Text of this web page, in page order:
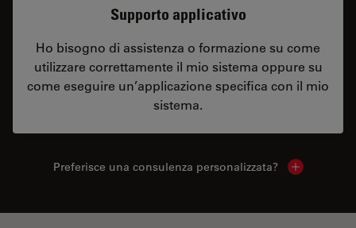
Supporto applicativo
Ho bisogno di assistenza o formazione su come
utilizzare correttamente il mio sistema oppure su
come eseguire un’applicazione specifica con il mio
sistema.
Preferisce una consulenza personalizzata? Show local